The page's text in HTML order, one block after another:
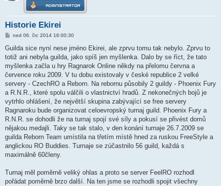
Historie Ekirei
P
í
p
ě
v
e
k
ned 06. črc 2014 16:00:30
Guilda sice nyní nese jméno Ekirei, ale zprvu tomu tak nebylo. Zprvu to
totiž ani nebyla guilda, jako spíš jen myšlenka. Dalo by se říct, že tato
myšlenka začla u hry Ragnarok Online někdy na přelomu června a
července roku 2009. V tu dobu existovaly v české republice 2 velké
servery - CzechRO a Reborn. Na rebornu působily 2 guildy - Phoenix Fury
a R.N.R., které spolu válčili o vlastnictví hradů. Z nekonečných bojů je
vytrhlo ohlášení, že největší skupina zabývající se free servery
Ragnaroku bude organizovat celoevropský turnaj guild. Phoenix Fury a
R.N.R. se dohodli že na turnaj spojí své síly a pokusí se přivést domů
nějakou medajli. Taky se tak stalo, v den konání turnaje 26.7.2009 se
guilda Reborn Team umístila na třetím místě hned za ruskou FreeStyle a
anglickou RO Buddies. Turnaje se zúčastnilo 56 guild, každá s
maximálně 60členy.
Turnaj měl poměrně veliký ohlas a proto se server FeelRO rozhodl
pořádat poměrně brzo další. Na ten jsme se rozhodli spojit všechny